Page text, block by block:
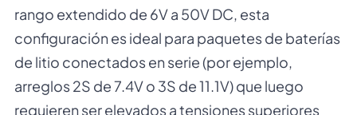
rango extendido de 6V a 50V DC, esta
configuración es ideal para paquetes de baterías
de litio conectados en serie (por ejemplo,
arreglos 2S de 7.4V o 3S de 11.1V) que luego
requieren ser elevados a tensiones superiores